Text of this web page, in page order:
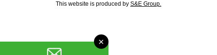
This website is produced by S&E Group.
×